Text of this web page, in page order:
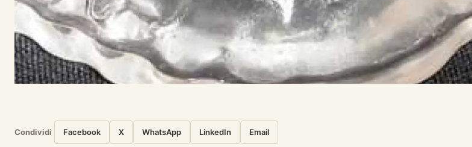
Condividi Facebook X WhatsApp LinkedIn Email